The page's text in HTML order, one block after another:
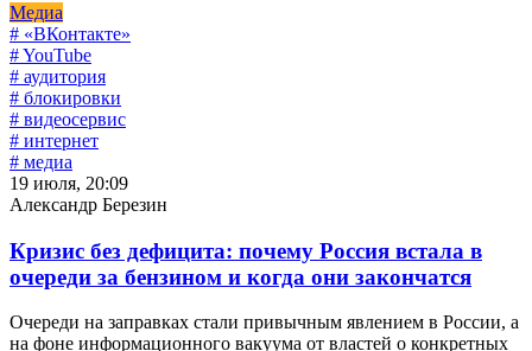
Медиа
# «ВКонтакте»
# YouTube
# аудитория
# блокировки
# видеосервис
# интернет
# медиа
19 июля, 20:09
Александр Березин
Кризис без дефицита: почему Россия встала в
очереди за бензином и когда они закончатся
Очереди на заправках стали привычным явлением в России, а
на фоне информационного вакуума от властей о конкретных